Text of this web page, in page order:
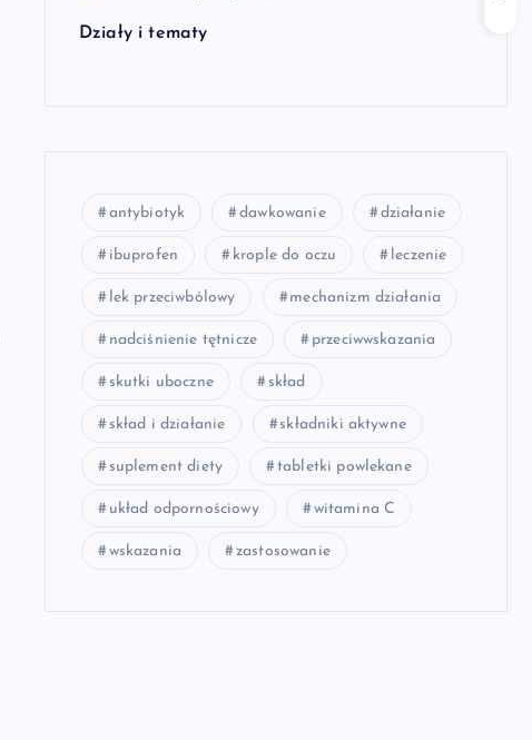
Działy i tematy
antybiotyk dawkowanie działanie
ibuprofen krople do oczu leczenie
lek przeciwbólowy mechanizm działania
nadciśnienie tętnicze przeciwwskazania
skutki uboczne skład
skład i działanie składniki aktywne
suplement diety tabletki powlekane
układ odpornościowy witamina C
wskazania zastosowanie